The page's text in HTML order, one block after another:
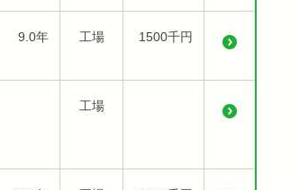
9.0年 工場 1500千円
工場